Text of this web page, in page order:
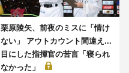
栗原陵矢、前夜のミスに「情け
ない」 アウトカウント間違え...
目にした指揮官の苦言「寝られ
なかった」